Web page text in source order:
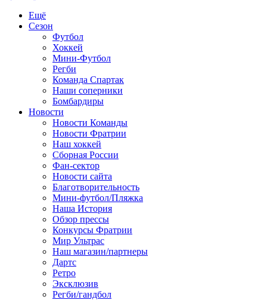
Ещё
Сезон
Футбол
Хоккей
Мини-Футбол
Регби
Команда Спартак
Наши соперники
Бомбардиры
Новости
Новости Команды
Новости Фратрии
Наш хоккей
Сборная России
Фан-cектор
Новости сайта
Благотворительность
Мини-футбол/Пляжка
Наша История
Обзор прессы
Конкурсы Фратрии
Мир Ультрас
Наш магазин/партнеры
Дартс
Ретро
Эксклюзив
Регби/гандбол